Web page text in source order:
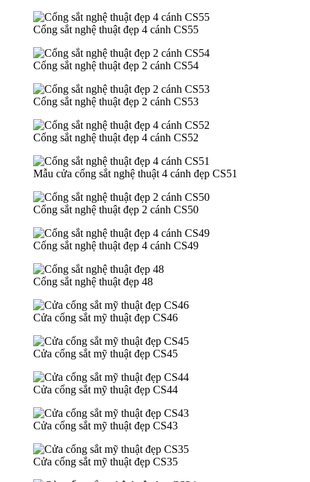
Cổng sắt nghệ thuật đẹp 4 cánh CS55
Cổng sắt nghệ thuật đẹp 2 cánh CS54
Cổng sắt nghệ thuật đẹp 2 cánh CS53
Cổng sắt nghệ thuật đẹp 4 cánh CS52
Mẫu cửa cổng sắt nghệ thuật 4 cánh đẹp CS51
Cổng sắt nghệ thuật đẹp 2 cánh CS50
Cổng sắt nghệ thuật đẹp 4 cánh CS49
Cổng sắt nghệ thuật đẹp 48
Cửa cổng sắt mỹ thuật đẹp CS46
Cửa cổng sắt mỹ thuật đẹp CS45
Cửa cổng sắt mỹ thuật đẹp CS44
Cửa cổng sắt mỹ thuật đẹp CS43
Cửa cổng sắt mỹ thuật đẹp CS35